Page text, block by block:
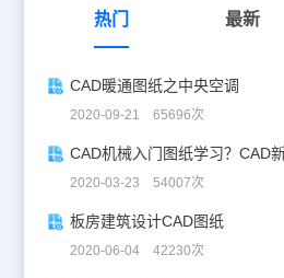
热门 最新
CAD暖通图纸之中央空调
2020-09-21 65696次
2020-03-23 54007次
板房建筑设计CAD图纸
2020-06-04 42230次